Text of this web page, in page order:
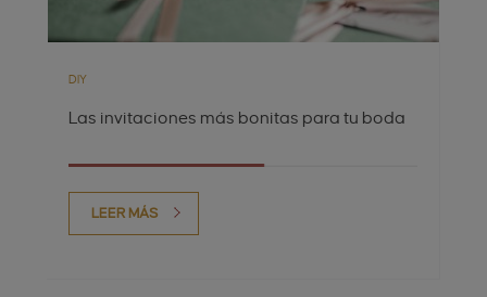
DIY
Las invitaciones más bonitas para tu boda
LEER MÁS